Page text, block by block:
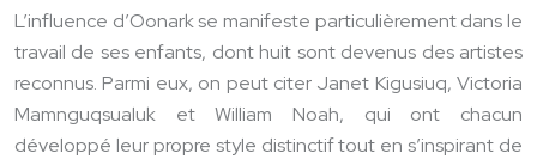
L’influence d’Oonark se manifeste particulièrement dans le
travail de ses enfants, dont huit sont devenus des artistes
reconnus. Parmi eux, on peut citer Janet Kigusiuq, Victoria
Mamnguqsualuk et William Noah, qui ont chacun
développé leur propre style distinctif tout en s’inspirant de